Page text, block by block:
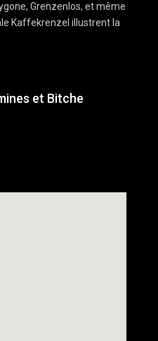
Grenzenlos, et même
Kaffekrenzel illustrent la
et Bitche